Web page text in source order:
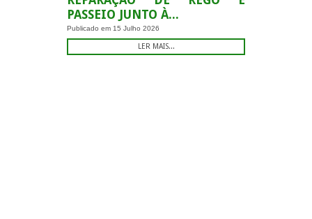
PASSEIO JUNTO À...
Publicado em 15 Julho 2026
LER MAIS...